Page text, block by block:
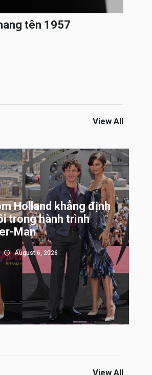
tên 1957
View All
Holland khẳng định
trong hành trình
Man
August 6, 2026
View All